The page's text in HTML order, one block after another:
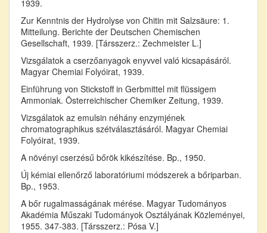
1939.
Zur Kenntnis der Hydrolyse von Chitin mit Salzsäure: 1.
Mitteilung. Berichte der Deutschen Chemischen
Gesellschaft, 1939. [Társszerz.: Zechmeister L.]
Vizsgálatok a cserzőanyagok enyvvel való kicsapásáról.
Magyar Chemiai Folyóirat, 1939.
Einführung von Stickstoff in Gerbmittel mit flüssigem
Ammoniak. Österreichischer Chemiker Zeitung, 1939.
Vizsgálatok az emulsin néhány enzymjének
chromatographikus szétválasztásáról. Magyar Chemiai
Folyóirat, 1939.
A növényi cserzésű bőrök kikészítése. Bp., 1950.
Új kémiai ellenőrző laboratóriumi módszerek a bőriparban.
Bp., 1953.
A bőr rugalmasságának mérése. Magyar Tudományos
Akadémia Műszaki Tudományok Osztályának Közleményei,
1955. 347-383. [Társszerz.: Pósa V.]